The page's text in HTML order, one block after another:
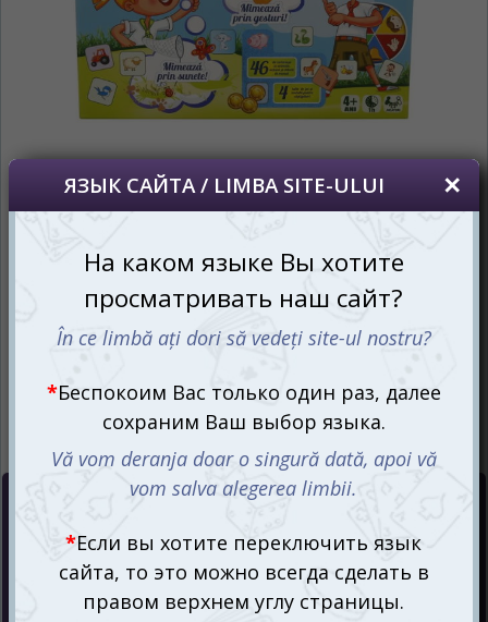
145mdl
правом верхнем углу страницы.
Dacă doriți să schimbați limba site-ului, puteți
oricând să faceți asta în colțul din dreapta sus
al paginii.